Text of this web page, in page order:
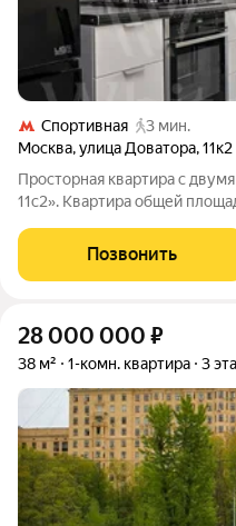
Спортивная
3 мин.
Москва,улица Доватора,11к2
Просторная квартира c
11с2». Квартира общей
Функциональная
кухню, санузел и прихожую.
Позвонить
28 000 000 ₽
38 м² 1-комн. квартира 3